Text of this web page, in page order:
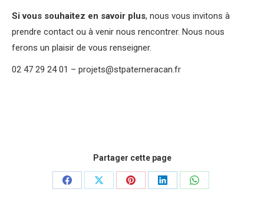
Si vous souhaitez en savoir plus, nous vous invitons à
prendre contact ou à venir nous rencontrer. Nous nous
ferons un plaisir de vous renseigner.
02 47 29 24 01 – projets@stpaterneracan.fr
Partager cette page
PartagerPartagerPartagerPartagerPartager